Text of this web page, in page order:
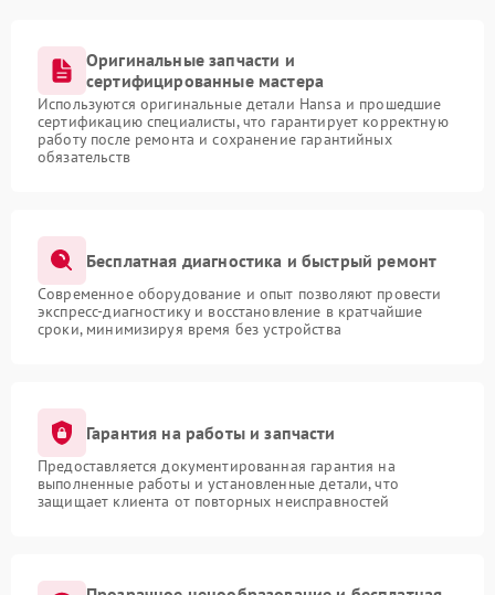
Оригинальные запчасти и
сертифицированные мастера
Используются оригинальные детали Hansa и прошедшие
сертификацию специалисты, что гарантирует корректную
работу после ремонта и сохранение гарантийных
обязательств
Бесплатная диагностика и быстрый ремонт
Современное оборудование и опыт позволяют провести
экспресс-диагностику и восстановление в кратчайшие
сроки, минимизируя время без устройства
Гарантия на работы и запчасти
Предоставляется документированная гарантия на
выполненные работы и установленные детали, что
защищает клиента от повторных неисправностей